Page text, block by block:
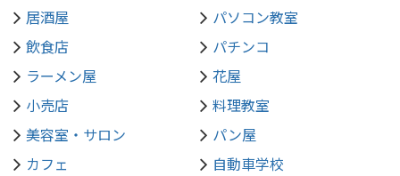
居酒屋
飲食店
ラーメン屋
小売店
美容室・サロン
カフェ
パソコン教室
パチンコ
花屋
料理教室
パン屋
自動車学校